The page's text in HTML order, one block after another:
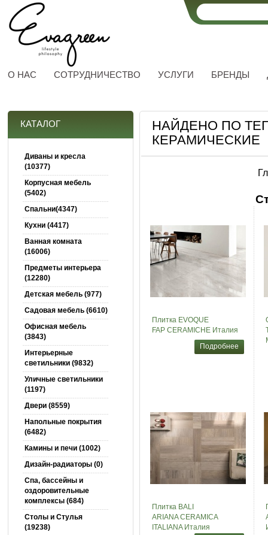
О НАС СОТРУДНИЧЕСТВО УСЛУГИ БРЕНДЫ
КАТАЛОГ
Диваны и кресла
(10377)
Корпусная мебель
(5402)
Спальни(4347)
Кухни (4417)
Ванная комната
(16006)
Предметы интерьера
(12280)
Детская мебель (977)
Садовая мебель (6610)
Офисная мебель
(3843)
Интерьерные
светильники (9832)
Уличные светильники
(1197)
Двери (8559)
Напольные покрытия
(6482)
Камины и печи (1002)
Дизайн-радиаторы (0)
Спа, бассейны и
оздоровительные
комплексы (684)
Столы и Cтулья
(19238)
НАЙДЕНО ПО
КЕРАМИЧЕСКИЕ
Плитка EVOQUE
FAP CERAMICHE Италия
Подробнее
Плитка BALI
ARIANA CERAMICA
ITALIANA Италия